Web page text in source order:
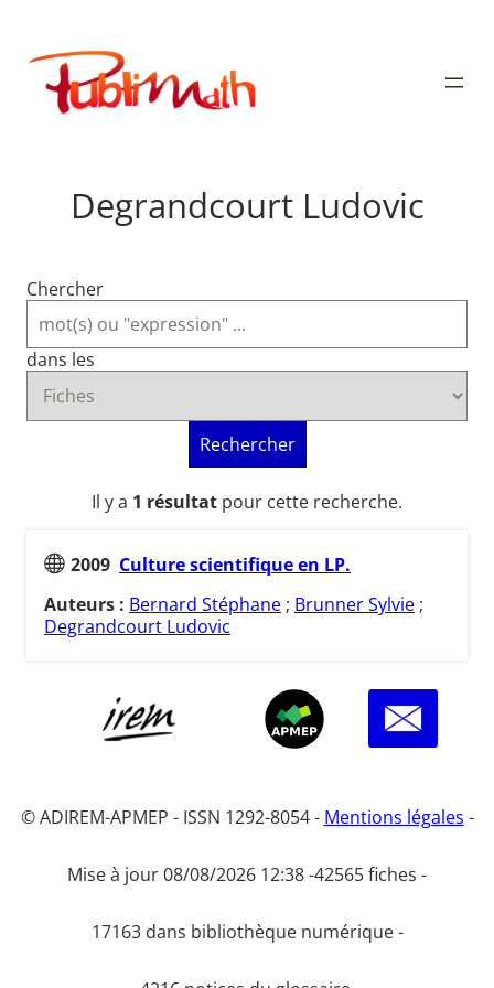
contenu
Publimath
Degrandcourt Ludovic
Chercher
dans les
Rechercher
Il y a 1 résultat pour cette recherche.
2009 Culture scientifique en LP.
Auteurs : Bernard Stéphane ; Brunner Sylvie ;
Degrandcourt Ludovic
© ADIREM-APMEP - ISSN 1292-8054 - Mentions légales -
Mise à jour 08/08/2026 12:38 -42565 fiches -
17163 dans bibliothèque numérique -